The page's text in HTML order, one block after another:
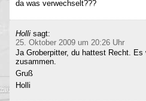
da was verwechselt???
Holli sagt:
25. Oktober 2009 um 20:26 Uhr
Ja Groberpitter, du hattest Recht.
zusammen.
Gruß
Holli